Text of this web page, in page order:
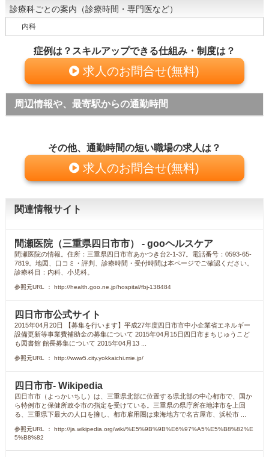
診療科ごとの案内（診療時間・専門医など）
内科
症例は？スキルアップできる仕組み・制度は？
求人のお問合せ(無料)
周辺情報や、最寄駅からの通勤時間
その他、通勤時間の短い職場の求人は？
求人のお問合せ(無料)
関連情報サイト
間瀬医院（三重県四日市市） - gooヘルスケア
間瀬医院の情報。住所：三重県四日市市あかつき台2-1-37。電話番号：0593-65-
7819。地図、口コミ・評判、診療時間・受付時間は本ページでご確認ください。
診療科目：内科、小児科。
参照元URL ： http://health.goo.ne.jp/hospital/fbj-138484
四日市市公式サイト
2015年04月20日 【募集を行います】平成27年度四日市市中小企業省エネルギー
設備更新等事業費補助金の募集について 2015年04月15日四日市まちじゅうこど
も図書館 館長募集について 2015年04月13 ...
参照元URL ： http://www5.city.yokkaichi.mie.jp/
四日市市- Wikipedia
四日市市（よっかいちし）は、三重県北部に位置する県北部の中心都市で、国か
ら特例市と保健所政令市の指定を受けている。三重県の県庁所在地津市を上回
る、三重県下最大の人口を擁し、都市雇用圏は東海地方で名古屋市、浜松市 ...
参照元URL ： http://ja.wikipedia.org/wiki/%E5%9B%9B%E6%97%A5%E5%B8%82%E
5%B8%82